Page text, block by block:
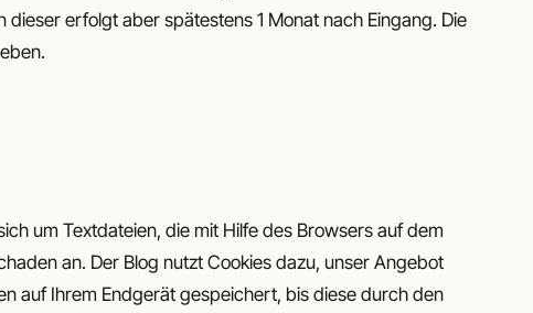
erfolgt aber spätestens 1 Monat nach Eingang. Die
um Textdateien, die mit Hilfe des Browsers auf dem
an. Der Blog nutzt Cookies dazu, unser Angebot
auf Ihrem Endgerät gespeichert, bis diese durch den